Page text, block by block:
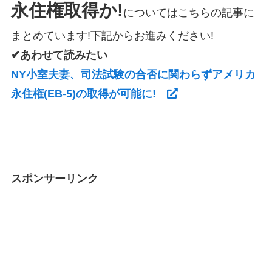
永住権取得か! についてはこちらの記事に
まとめています!下記からお進みください!
✔あわせて読みたい
NY小室夫妻、司法試験の合否に関わらずアメリカ
永住権(EB-5)の取得が可能に!
スポンサーリンク